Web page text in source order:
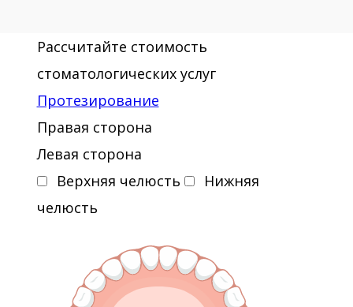
Рассчитайте стоимость
стоматологических услуг
Протезирование
Правая сторона
Левая сторона
Верхняя челюсть
Нижняя
челюсть